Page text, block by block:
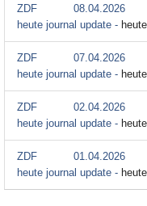
ZDF
08.04.2026
heute journal update -
ZDF
07.04.2026
heute journal update -
ZDF
02.04.2026
heute journal update -
ZDF
01.04.2026
heute journal update -